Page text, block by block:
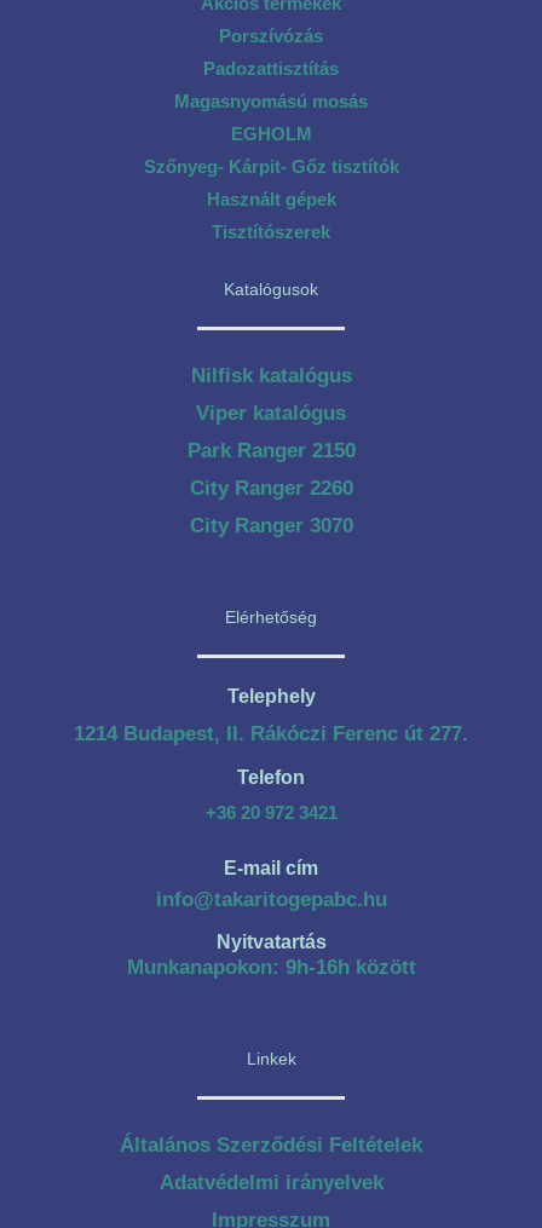
Porszívózás
Padozattisztítás
Magasnyomású mosás
EGHOLM
Szőnyeg- Kárpit- Gőz tisztítók
Használt gépek
Tisztítószerek
Katalógusok
Nilfisk katalógus
Viper katalógus
Park Ranger 2150
City Ranger 2260
City Ranger 3070
Elérhetőség
Telephely
1214 Budapest, II. Rákóczi Ferenc út 277.
Telefon
+36 20 972 3421
E-mail cím
info@takaritogepabc.hu
Nyitvatartás
Munkanapokon: 9h-16h között
Linkek
Általános Szerződési Feltételek
Adatvédelmi irányelvek
Impresszum